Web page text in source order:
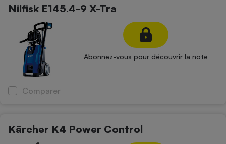
Nilfisk E145.4-9 X-Tra
Abonnez-vous pour découvrir la note
Comparer
Kärcher K4 Power Control